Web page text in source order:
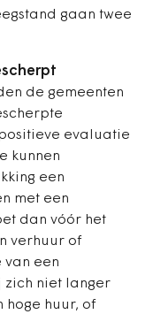
gaan twee
de gemeenten
evaluatie
kunnen
een
met een
dan vóór het
verhuur of
van een
zich niet langer
hoge huur, of